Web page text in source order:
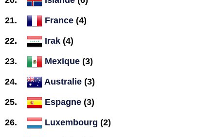
France (4)
Irak (4)
Mexique (3)
Australie (3)
Espagne (3)
Luxembourg (2)